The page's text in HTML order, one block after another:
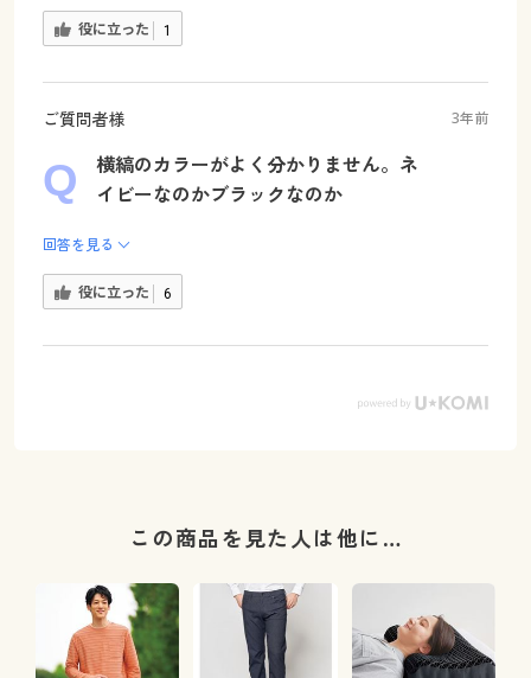
役に立った 1
ご質問者様 3年前
横縞のカラーがよく分かりません。ネ
イビーなのかブラックなのか
回答を見る
役に立った 6
この商品を見た人は他に…